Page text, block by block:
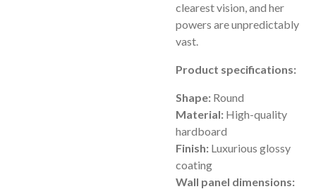
clearest vision, and her
powers are unpredictably
vast.
Product specifications:
Shape: Round
Material: High-quality
hardboard
Finish: Luxurious glossy
coating
Wall panel dimensions: